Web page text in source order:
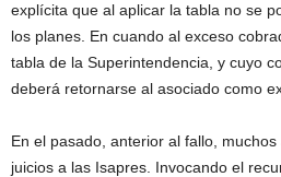
explícita que al aplicar la tabla no se
los planes. En cuando al exceso
tabla de la Superintendencia, y cuyo
deberá retornarse al asociado como
En el pasado, anterior al fallo,
juicios a las Isapres. Invocando el